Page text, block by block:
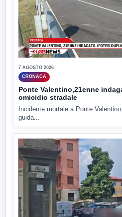
7 AGOSTO 2026
CRONACA
Ponte Valentino,21enne
omicidio stradale
Incidente mortale a Ponte
guida...